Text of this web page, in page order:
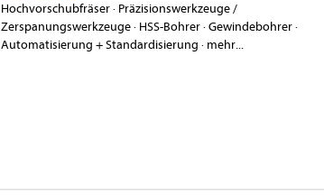
Hochvorschubfräser· Präzisionswerkzeuge /
Zerspanungswerkzeuge· HSS-Bohrer·Gewindebohrer·
Automatisierung + Standardisierung · mehr...